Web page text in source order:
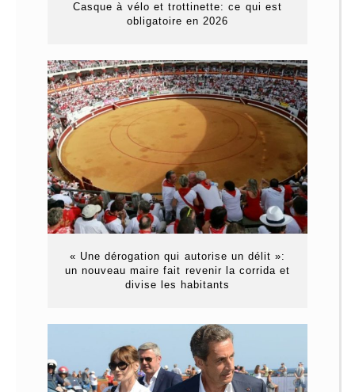
Casque à vélo et trottinette: ce qui est
obligatoire en 2026
« Une dérogation qui autorise un délit »:
un nouveau maire fait revenir la corrida et
divise les habitants